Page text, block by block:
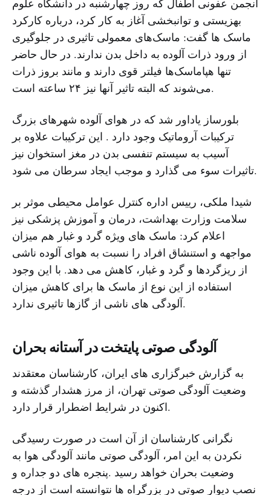
انجمن عفونی اطفال که روز چهارشنبه در دانشگاه علوم
بهزیستی و توانبخشی آغاز به کار کرد، درباره کارکرد
ماسک ها گفت: ماسک‌های معمولی تاثیری در جلوگیری
از ورود ذرات آلوده به داخل بدن ندارند. در حال حاضر
تنها هپاماسک‌ها فیلتر قوی دارند و مانند بروز ذرات
می‌شوند که البته تاثیر آنها نیز ۲۴ ساعته است.
بلورساز یاداور شد که در هوای آلوده شهرهای بزرگ
ترکیبات آروماتیک وجود دارد . این ترکیبات علاوه بر
آسیب به سیستم تنفسی بدن در مغز استخوان نیز
تاثیرات سوء می گذارد و موجب ایجاد سرطان می شود.
شیدا ملکی، رییس اداره کنترل عوامل محیطی موثر بر
سلامت وزارت بهداشت، درمان و آموزش پزشکی نیز
اعلام کرد: ماسک های ویژه گرد و غبار هم میزان
مواجهه و استنشاق افراد را نسبت به هوای آلوده ناشی
از ریزگردها و گرد و غبار، کاهش می دهد. با این وجود
استفاده از این نوع از ماسک ها برای کاهش میزان
آلودگی های ناشی از گازها تاثیری ندارد.
آلودگی صوتی پایتخت در آستانه بحران
به گزارش خبرگزاری های ایران، کارشناسان معتقدند
وضعیت آلودگی صوتی تهران، از مرز هشدار گذشته و
اکنون در شرایط اضطرار قرار دارد.
نگرانی کارشناسان از آن است در صورت رسیدگی
نکردن به این امر، آلودگی صوتی مانند آلودگی هوا به
وضعیت بحران خواهد رسید .پنجره های دو جداره و
نصب دیوار صوتی در بزرگراه ها نتوانسته است از درجه